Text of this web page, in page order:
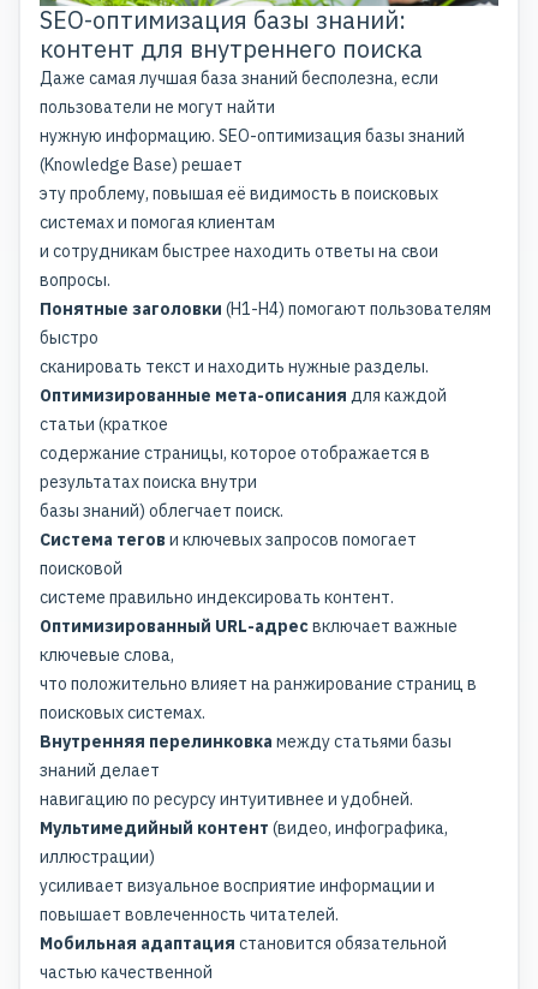
SEO-оптимизация базы знаний:
контент для внутреннего поиска
Даже самая лучшая база знаний бесполезна, если
пользователи не могут найти
нужную информацию. SEO-оптимизация базы знаний
(Knowledge Base) решает
эту проблему, повышая её видимость в поисковых
системах и помогая клиентам
и сотрудникам быстрее находить ответы на свои
вопросы.
Понятные заголовки (H1-H4) помогают пользователям
быстро
сканировать текст и находить нужные разделы.
Оптимизированные мета-описания для каждой
статьи (краткое
содержание страницы, которое отображается в
результатах поиска внутри
базы знаний) облегчает поиск.
Система тегови ключевых запросов помогает
поисковой
системе правильно индексировать контент.
Оптимизированный URL-адресвключает важные
ключевые слова,
что положительно влияет на ранжирование страниц в
поисковых системах.
Внутренняя перелинковка между статьями базы
знаний делает
навигацию по ресурсу интуитивнее и удобней.
Мультимедийный контент (видео, инфографика,
иллюстрации)
усиливает визуальное восприятие информации и
повышает вовлеченность читателей.
Мобильная адаптация становится обязательной
частью качественной